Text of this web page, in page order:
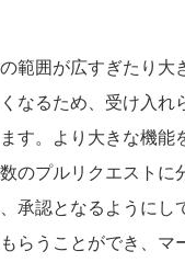
範囲が広すぎたり大
なるため、受け入れ
す。より大きな機能
のプルリクエストに
承認となるようにし
らうことができ、マ